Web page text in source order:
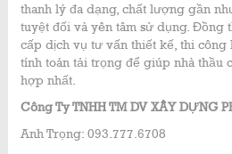
thanh lý đa dạng, chất lượng gần
tuyệt đối và yên tâm sử dụng. Đồng
cấp dịch vụ tư vấn thiết kế, thi công
tính toán tải trọng để giúp nhà thầu
hợp nhất.
Công Ty TNHH TM DV XÂY DỰNG
Anh Trọng: 093.777.6708